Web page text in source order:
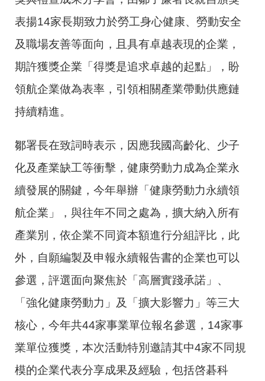
表揚14家長期致力於勞工身心健康、勞動安全
及職場友善等面向，且具有卓越表現的企業，
期許獲獎企業「得獎是追求卓越的起點」，盼
領航企業做為表率，引領相關產業帶動供應鏈
持續精進。
鄒署長在致詞時表示，因應我國高齡化、少子
化及產業缺工等衝擊，健康勞動力成為企業永
續發展的關鍵，今年舉辦「健康勞動力永續領
航企業」，與往年不同之處為，擴大納入所有
產業別，依企業不同資本額進行分組評比，此
外，自願編製及申報永續報告書的企業也可以
參選，評選面向聚焦於「高層實踐承諾」、
「強化健康勞動力」及「擴大影響力」等三大
核心，今年共44家事業單位報名參選，14家事
業單位獲獎，本次活動特別邀請其中4家不同規
模的企業代表分享成果及經驗，包括啓碁科